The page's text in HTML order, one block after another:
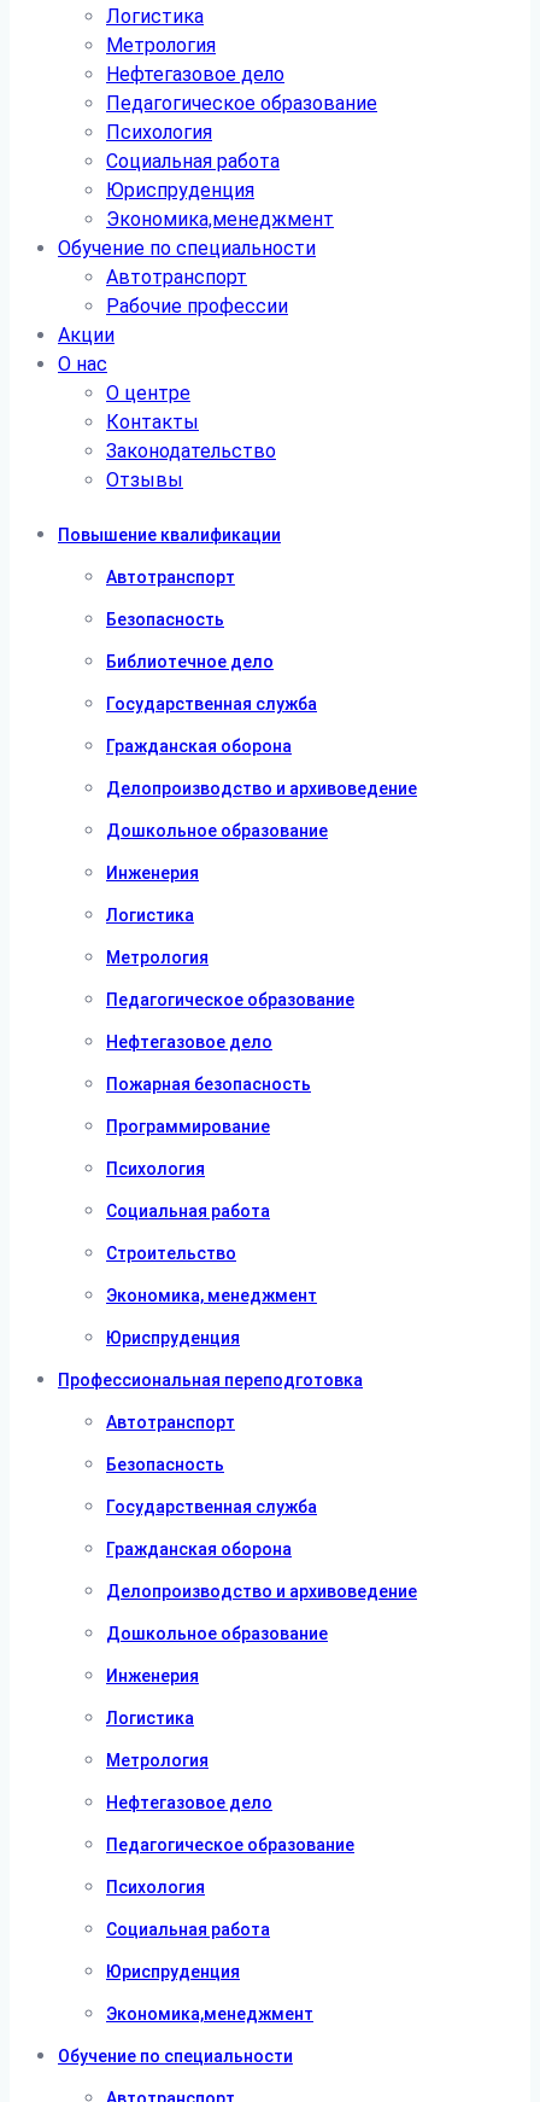
Логистика
Метрология
Нефтегазовое дело
Педагогическое образование
Психология
Социальная работа
Юриспруденция
Экономика,менеджмент
Обучение по специальности
Автотранспорт
Рабочие профессии
Акции
О нас
О центре
Контакты
Законодательство
Отзывы
Повышение квалификации
Автотранспорт
Безопасность
Библиотечное дело
Государственная служба
Гражданская оборона
Делопроизводство и архивоведение
Дошкольное образование
Инженерия
Логистика
Метрология
Педагогическое образование
Нефтегазовое дело
Пожарная безопасность
Программирование
Психология
Социальная работа
Строительство
Экономика, менеджмент
Юриспруденция
Профессиональная переподготовка
Автотранспорт
Безопасность
Государственная служба
Гражданская оборона
Делопроизводство и архивоведение
Дошкольное образование
Инженерия
Логистика
Метрология
Нефтегазовое дело
Педагогическое образование
Психология
Социальная работа
Юриспруденция
Экономика,менеджмент
Обучение по специальности